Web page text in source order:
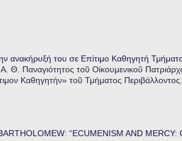
ανακήρυξή του σε Επίτιμο Καθηγητή
Α. Θ. Παναγιότητος τοῦ Οἰκουμενικοῦ
Καθηγητήν» τοῦ Τμήματος Περιβάλλοντος...
“ECUMENISM AND MERCY: